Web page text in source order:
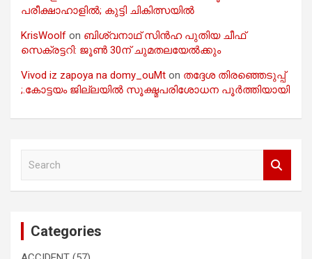
പരീക്ഷാഹാളിൽ; കുട്ടി ചികിത്സയിൽ
KrisWoolf on ബിശ്വനാഥ് സിൻഹ പുതിയ ചീഫ്
സെക്രട്ടറി: ജൂൺ 30ന് ചുമതലയേൽക്കും
Vivod iz zapoya na domy_ouMt on തദ്ദേശ തിരഞ്ഞെടുപ്പ്
;.കോട്ടയം ജില്ലയിൽ സൂക്ഷ്മപരിശോധന പൂർത്തിയായി
Categories